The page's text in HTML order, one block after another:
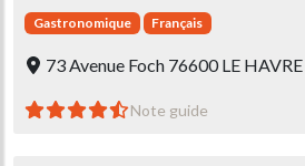
Gastronomique Français
73 Avenue Foch 76600 LE HAVRE
Note guide